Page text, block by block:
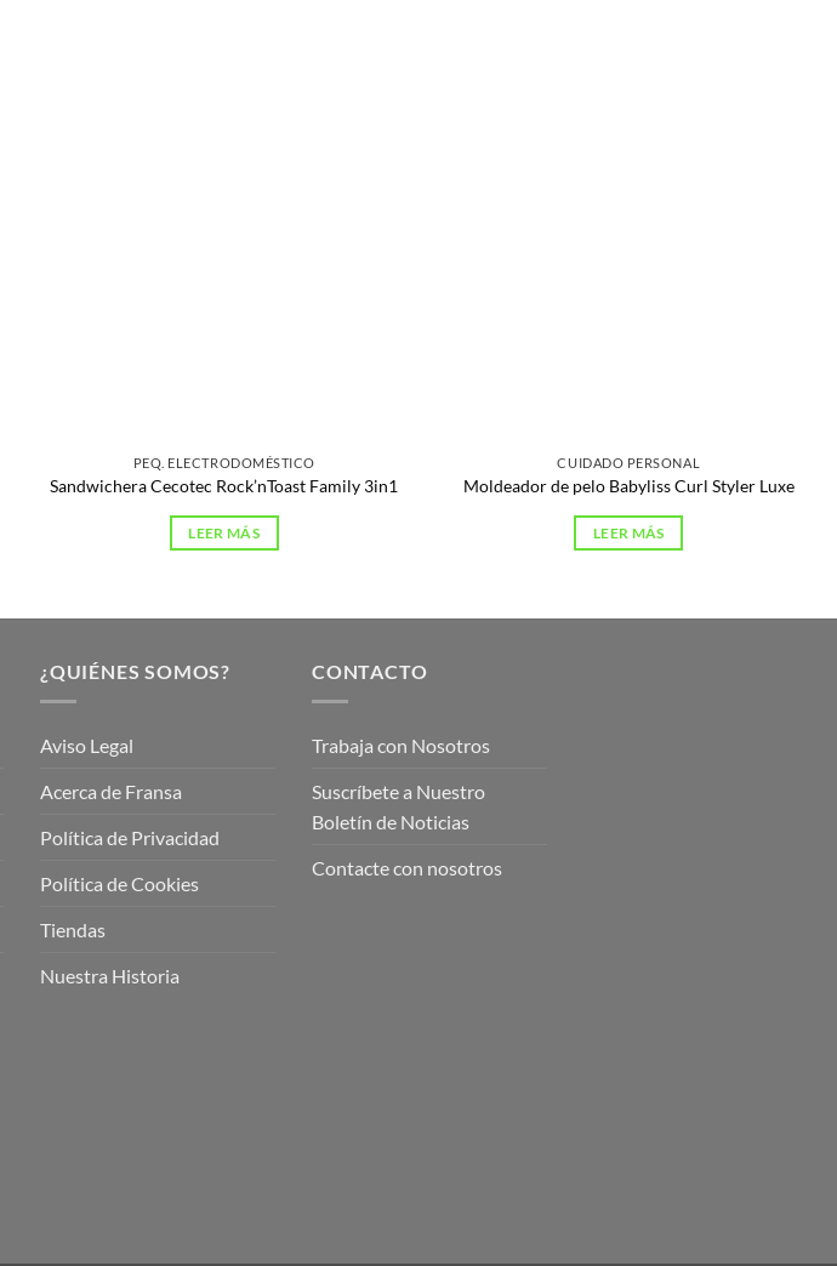
PEQ. ELECTRODOMÉSTICO
Sandwichera Cecotec Rock’nToast Family 3in1
LEER MÁS
CUIDADO PERSONAL
Moldeador de pelo Babyliss Curl Styler Luxe
LEER MÁS
¿QUIÉNES SOMOS?
Aviso Legal
Acerca de Fransa
Política de Privacidad
Política de Cookies
Tiendas
Nuestra Historia
CONTACTO
Trabaja con Nosotros
Suscríbete a Nuestro
Boletín de Noticias
Contacte con nosotros